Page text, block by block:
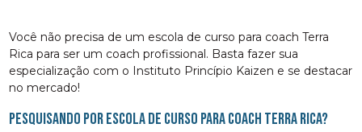
Você não precisa de um escola de curso para coach Terra
Rica para ser um coach profissional. Basta fazer sua
especialização com o Instituto Princípio Kaizen e se destacar
no mercado!
Pesquisando por escola de curso para coach Terra Rica?